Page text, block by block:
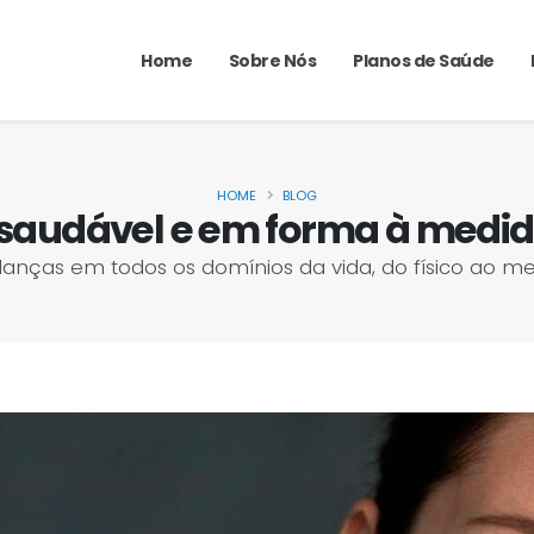
Home Sobre Nós Planos de Saúde
e em forma à
em todos os domínios da vida, do físico ao
HOME BLOG